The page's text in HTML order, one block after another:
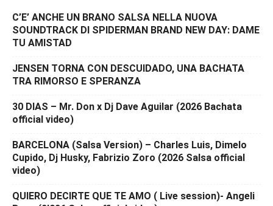
C’E’ ANCHE UN BRANO SALSA NELLA NUOVA
SOUNDTRACK DI SPIDERMAN BRAND NEW DAY: DAME
TU AMISTAD
JENSEN TORNA CON DESCUIDADO, UNA BACHATA
TRA RIMORSO E SPERANZA
30 DIAS – Mr. Don x Dj Dave Aguilar (2026 Bachata
official video)
BARCELONA (Salsa Version) – Charles Luis, Dimelo
Cupido, Dj Husky, Fabrizio Zoro (2026 Salsa official
video)
QUIERO DECIRTE QUE TE AMO ( Live session)- Angeli